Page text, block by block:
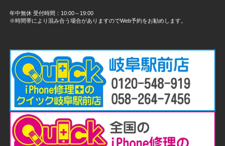
年中無休 受付時間：10:00～19:00
※時間帯により混み合う場合がありますのでWeb予約をお勧めします。